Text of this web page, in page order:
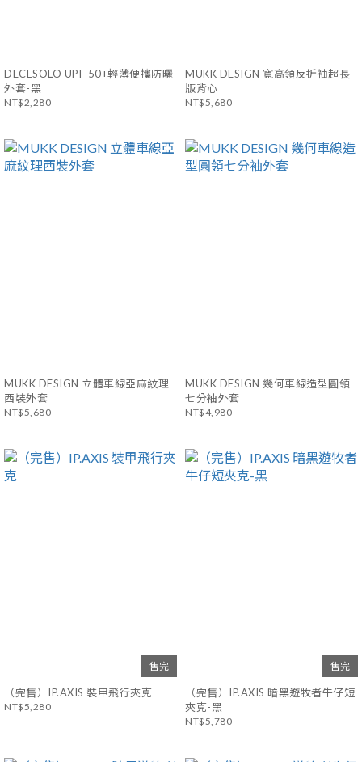
DECESOLO UPF 50+輕薄便攜防曬
外套-黑
NT$2,280
MUKK DESIGN 寬高領反折袖超長
版背心
NT$5,680
MUKK DESIGN 立體車線亞麻紋理
西裝外套
NT$5,680
MUKK DESIGN 幾何車線造型圓領
七分袖外套
NT$4,980
售完
（完售）IP.AXIS 裝甲飛行夾克
NT$5,280
售完
（完售）IP.AXIS 暗黑遊牧者牛仔短
夾克-黑
NT$5,780